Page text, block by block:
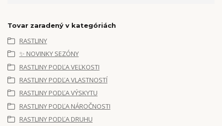
Tovar zaradený v kategóriách
RASTLINY
✨ NOVINKY SEZÓNY
RASTLINY PODĽA VEĽKOSTI
RASTLINY PODĽA VLASTNOSTÍ
RASTLINY PODĽA VÝSKYTU
RASTLINY PODĽA NÁROČNOSTI
RASTLINY PODĽA DRUHU